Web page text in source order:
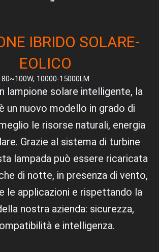
IBRIDO SOLARE-
EOLICO
80~100W, 10000-15000LM
lampione solare intelligente, la
un nuovo modello in grado di
le risorse naturali, energia
Grazie al sistema di turbine
lampada può essere ricaricata
di notte, in presenza di vento,
le applicazioni e rispettando la
nostra azienda: sicurezza,
e intelligenza.